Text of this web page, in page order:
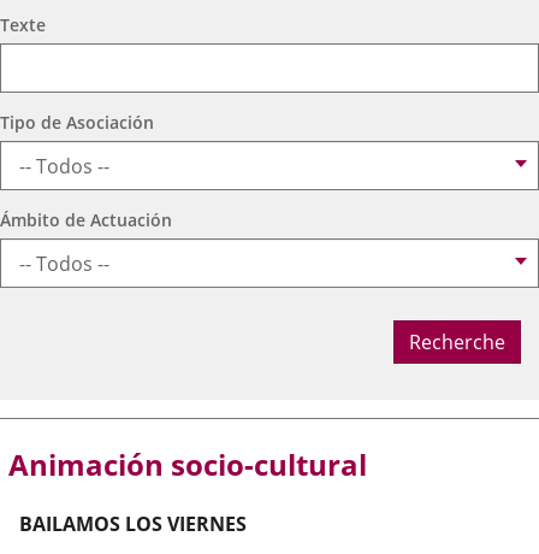
externa.externa.
Recherche
Critère
général
Texte
Tipo de Asociación
Ámbito de Actuación
Nom
de
ville
Recherche
Animación socio-cultural
BAILAMOS LOS VIERNES